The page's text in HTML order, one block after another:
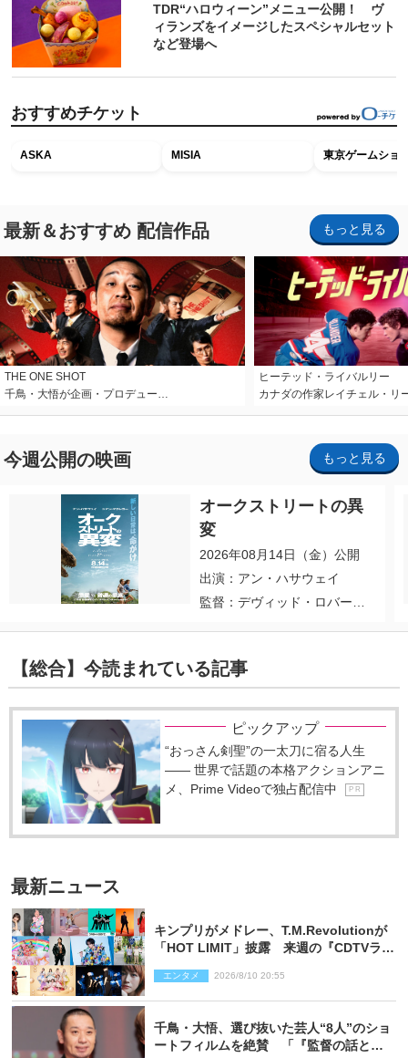
TDR“ハロウィーン”メニュー公開！ ヴ
ィランズをイメージしたスペシャルセット
など登場へ
おすすめチケット
ASKA MISIA 東京ゲームショ
最新＆おすすめ 配信作品 もっと見る
THE ONE SHOT
千鳥・大悟が企画・プロデュー…
ヒーテッド・ライバルリー
カナダの作家レイチェル・リ
今週公開の映画 もっと見る
オークストリートの異
変
2026年08月14日（金）公開
出演：アン・ハサウェイ
監督：デヴィッド・ロバー
【総合】今読まれている記事
ピックアップ
“おっさん剣聖”の一太刀に宿る人生
―― 世界で話題の本格アクションアニ
メ、Prime Videoで独占配信中
P R
最新ニュース
キンプリがメドレー、T.M.Revolutionが
「HOT LIMIT」披露 来週の『CDTVライ
エンタメ 2026/8/10 20:55
千鳥・大悟、選び抜いた芸人“8人”のショ
ートフィルムを絶賛 「『監督の話とか